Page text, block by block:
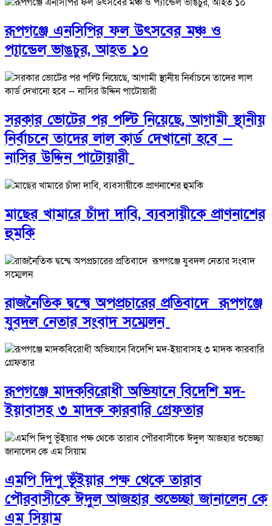
রূপগঞ্জে এনসিপির ফল উৎসবের মঞ্চ ও
প্যান্ডেল ভাঙচুর, আহত ১০
সরকার ভোটের পর পল্টি নিয়েছে, আগামী স্থানীয়
নির্বাচনে তাদের লাল কার্ড দেখানো হবে —
নাসির উদ্দিন পাটোয়ারী
মাছের খামারে চাঁদা দাবি, ব্যবসায়ীকে প্রাণনাশের
হুমকি
রাজনৈতিক দ্বন্দ্বে অপপ্রচারের প্রতিবাদে ‎রূপগঞ্জে
যুবদল নেতার সংবাদ সম্মেলন ‎
রূপগঞ্জে মাদকবিরোধী অভিযানে বিদেশি মদ-
ইয়াবাসহ ৩ মাদক কারবারি গ্রেফতার
এমপি দিপু ভূঁইয়ার পক্ষ থেকে তারাব
পৌরবাসীকে ঈদুল আজহার শুভেচ্ছা জানালেন কে
এম সিয়াম